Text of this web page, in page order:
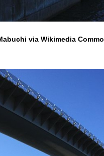
via Wikimedia